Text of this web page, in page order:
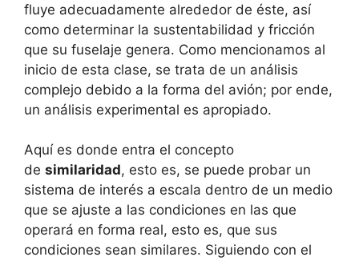
fluye adecuadamente alrededor de éste, así
como determinar la sustentabilidad y fricción
que su fuselaje genera. Como mencionamos al
inicio de esta clase, se trata de un análisis
complejo debido a la forma del avión; por ende,
un análisis experimental es apropiado.
Aquí es donde entra el concepto
de similaridad, esto es, se puede probar un
sistema de interés a escala dentro de un medio
que se ajuste a las condiciones en las que
operará en forma real, esto es, que sus
condiciones sean similares. Siguiendo con el